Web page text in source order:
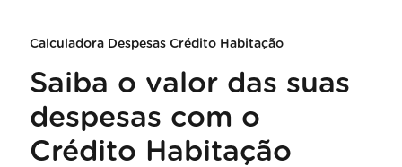
Calculadora Despesas Crédito Habitação
Saiba o valor das suas
despesas com o
Crédito Habitação